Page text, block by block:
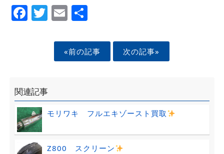
Facebook
Twitter
EmailShare
«前の記事 次の記事»
関連記事
モリワキ フルエキゾースト買取
Z800 スクリーン